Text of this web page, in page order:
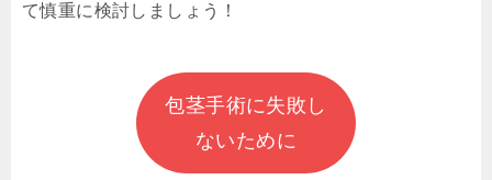
て慎重に検討しましょう！
包茎手術に失敗し
ないために